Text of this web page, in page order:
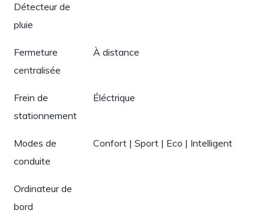
Détecteur de
pluie
Fermeture
centralisée
À distance
Frein de
stationnement
Éléctrique
Modes de
conduite
Confort | Sport | Eco | Intelligent
Ordinateur de
bord